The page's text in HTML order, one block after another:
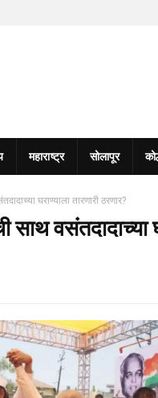
महाराष्ट्र सोलापूर
घराण्याला तारणारी ठरणार?
वसंतदादाच्या